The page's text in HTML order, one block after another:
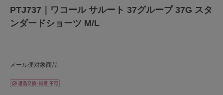
PTJ737｜ワコール サルート 37グループ 37G スタ
ンダードショーツ M/L
メール便対象商品